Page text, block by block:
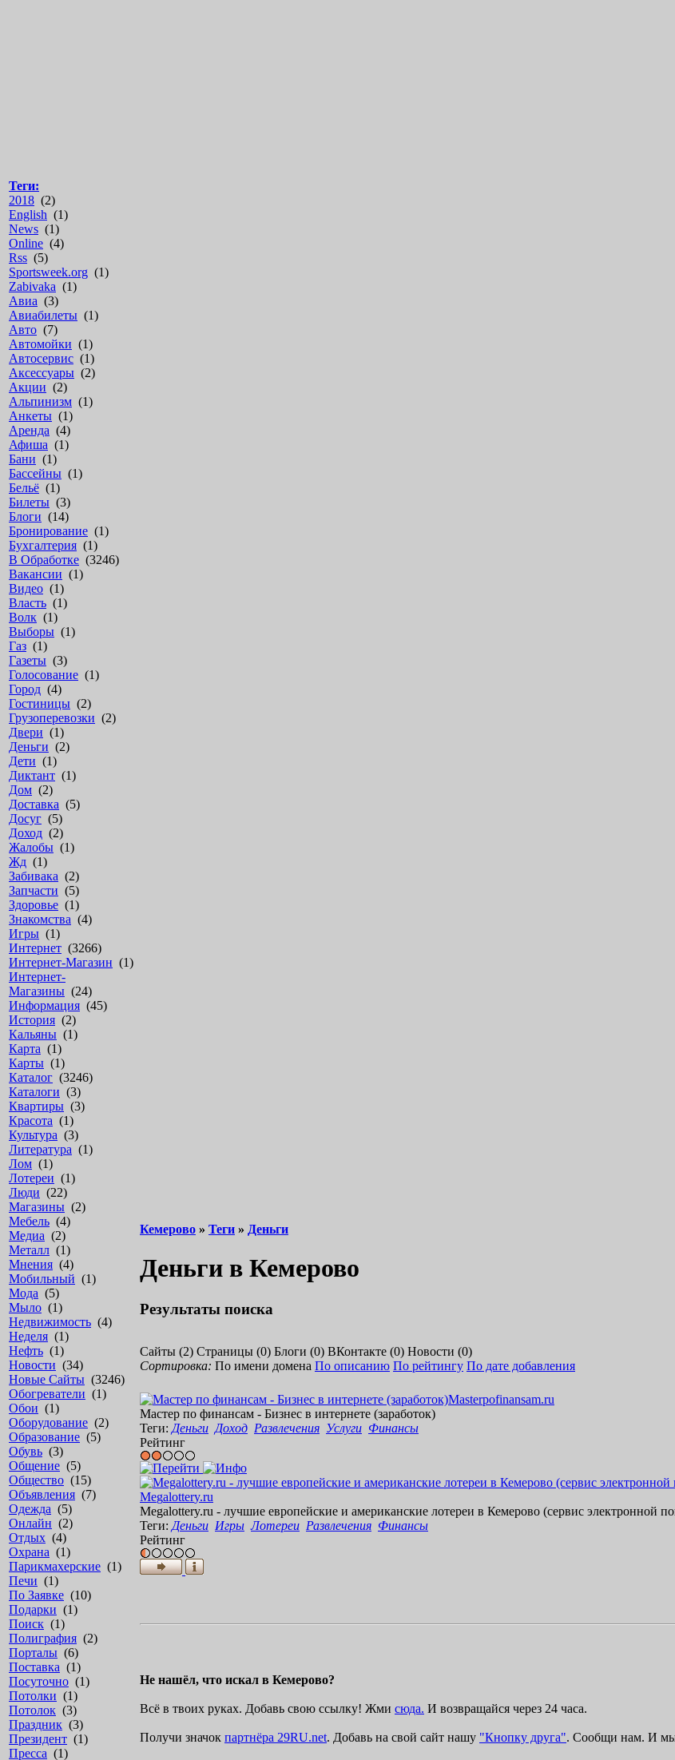
Теги:
2018 (2)
English (1)
News (1)
Online (4)
Rss (5)
Sportsweek.org (1)
Zabivaka (1)
Авиа (3)
Авиабилеты (1)
Авто (7)
Автомойки (1)
Автосервис (1)
Аксессуары (2)
Акции (2)
Альпинизм (1)
Анкеты (1)
Аренда (4)
Афиша (1)
Бани (1)
Бассейны (1)
Бельё (1)
Билеты (3)
Блоги (14)
Бронирование (1)
Бухгалтерия (1)
В Обработке (3246)
Вакансии (1)
Видео (1)
Власть (1)
Волк (1)
Выборы (1)
Газ (1)
Газеты (3)
Голосование (1)
Город (4)
Гостиницы (2)
Грузоперевозки (2)
Двери (1)
Деньги (2)
Дети (1)
Диктант (1)
Дом (2)
Доставка (5)
Досуг (5)
Доход (2)
Жалобы (1)
Жд (1)
Забивака (2)
Запчасти (5)
Здоровье (1)
Знакомства (4)
Игры (1)
Интернет (3266)
Интернет-Магазин (1)
Интернет-
Магазины (24)
Информация (45)
История (2)
Кальяны (1)
Карта (1)
Карты (1)
Каталог (3246)
Каталоги (3)
Квартиры (3)
Красота (1)
Культура (3)
Литература (1)
Лом (1)
Лотереи (1)
Люди (22)
Магазины (2)
Мебель (4)
Медиа (2)
Металл (1)
Мнения (4)
Мобильный (1)
Мода (5)
Мыло (1)
Недвижимость (4)
Неделя (1)
Нефть (1)
Новости (34)
Новые Сайты (3246)
Обогреватели (1)
Обои (1)
Оборудование (2)
Образование (5)
Обувь (3)
Общение (5)
Общество (15)
Объявления (7)
Одежда (5)
Онлайн (2)
Отдых (4)
Охрана (1)
Парикмахерские (1)
Печи (1)
По Заявке (10)
Подарки (1)
Поиск (1)
Полиграфия (2)
Порталы (6)
Поставка (1)
Посуточно (1)
Потолки (1)
Потолок (3)
Праздник (3)
Президент (1)
Пресса (1)
Кемерово » Теги » Деньги
Деньги в Кемерово
Результаты поиска
Сайты (2) Страницы (0) Блоги (0) ВКонтакте (0) Новости (0)
Сортировка: По имени домена По описанию По рейтингу По дате добавления
Masterpofinansam.ru
Мастер по финансам - Бизнес в интернете (заработок)
Теги: Деньги Доход Развлечения Услуги Финансы
Рейтинг
Megalottery.ru
Megalottery.ru - лучшие европейские и американские лотереи в Кемерово (сервис электронной по
Теги: Деньги Игры Лотереи Развлечения Финансы
Рейтинг
Не нашёл, что искал в Кемерово?
Всё в твоих руках. Добавь свою ссылку! Жми сюда. И возвращайся через 24 часа.
Получи значок партнёра 29RU.net. Добавь на свой сайт нашу "Кнопку друга". Сообщи нам. И мы